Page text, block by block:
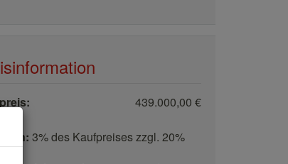
439.000,00 €
3% des Kaufpreises zzgl. 20%